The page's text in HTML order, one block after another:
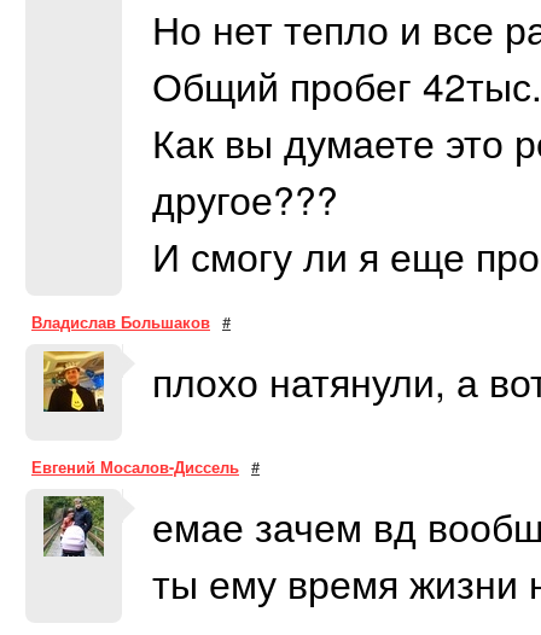
Но нет тепло и все
Общий пробег
Как вы думаете это
другое???
И смогу ли я еще
Владислав Большаков #
плохо натянули, а
Евгений Мосалов-Диссель #
емае зачем вд
ты ему время жизни